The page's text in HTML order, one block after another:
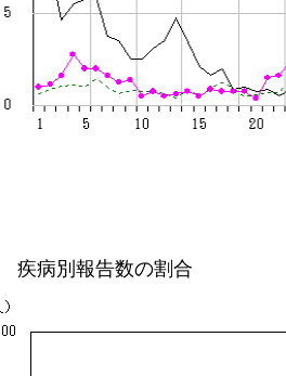
疾病別報告数の割合